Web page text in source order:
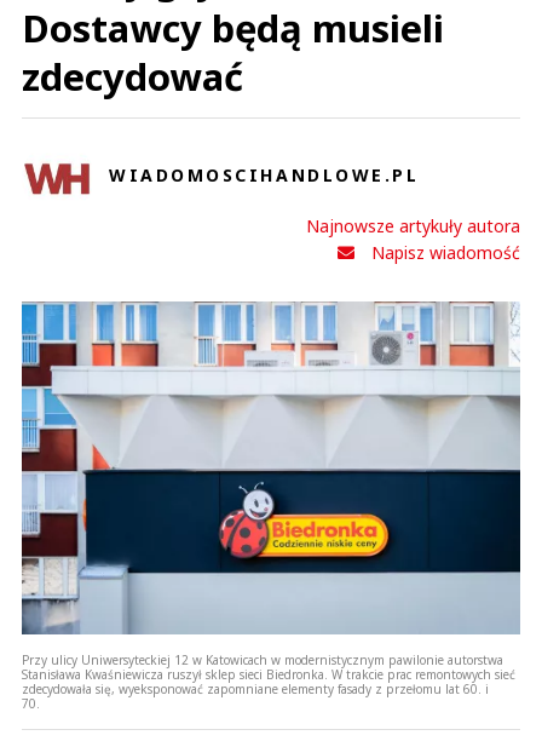
Dostawcy będą musieli
zdecydować
WIADOMOSCIHANDLOWE.PL
Najnowsze artykuły autora
Napisz wiadomość
Przy ulicy Uniwersyteckiej 12 w Katowicach w modernistycznym pawilonie autorstwa
Stanisława Kwaśniewicza ruszył sklep sieci Biedronka. W trakcie prac remontowych sieć
zdecydowała się, wyeksponować zapomniane elementy fasady z przełomu lat 60. i
70.